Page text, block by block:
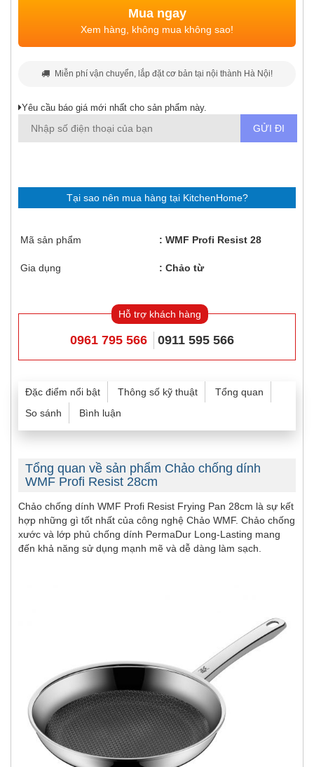
Mua ngay
Xem hàng, không mua không sao!
Miễn phí vận chuyển, lắp đặt cơ bản tại nội thành Hà Nội!
Yêu cầu báo giá mới nhất cho sản phẩm này.
Tại sao nên mua hàng tại KitchenHome?
Mã sản phẩm WMF Profi Resist 28
Gia dụng Chảo từ
Hỗ trợ khách hàng
0961 795 566 0911 595 566
Đặc điểm nổi bật Thông số kỹ thuật
Tổng quan
So sánh
Bình luận
Tổng quan về sản phẩm Chảo chống dính
WMF Profi Resist 28cm
Chảo chống dính WMF Profi Resist Frying Pan 28cm là sự kết
hợp những gì tốt nhất của công nghệ Chảo WMF. Chảo chống
xước và lớp phủ chống dính PermaDur Long-Lasting mang
đến khả năng sử dụng mạnh mẽ và dễ dàng làm sạch.